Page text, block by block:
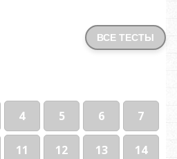
ВСЕ ТЕСТЫ
4 5 6 7
11 12 13 14